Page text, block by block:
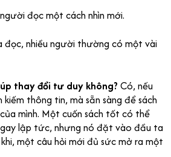
đọc một cách nhìn mới.
đọc, nhiều người thường có một vài
thay đổi tư duy không? Có, nếu
thông tin, mà sẵn sàng để sách
mình. Một cuốn sách tốt có thể
lập tức, nhưng nó đặt vào đầu ta
một câu hỏi mới đủ sức mở ra một